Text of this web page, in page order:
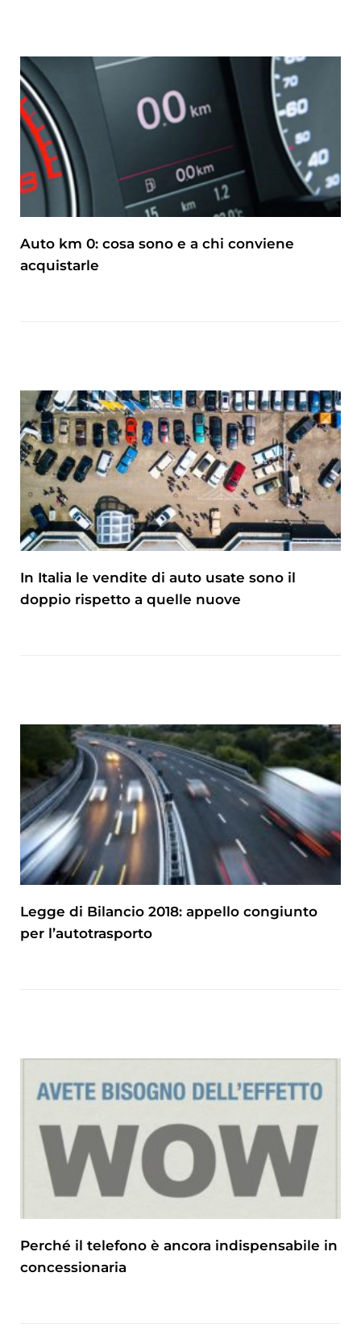
Auto km 0: cosa sono e a chi conviene
acquistarle
In Italia le vendite di auto usate sono il
doppio rispetto a quelle nuove
Legge di Bilancio 2018: appello congiunto
per l’autotrasporto
Perché il telefono è ancora indispensabile in
concessionaria